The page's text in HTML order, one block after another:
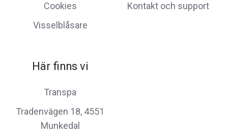
Cookies
Visselblåsare
Kontakt och support
Här finns vi
Transpa
Tradenvägen 18, 4551
Munkedal